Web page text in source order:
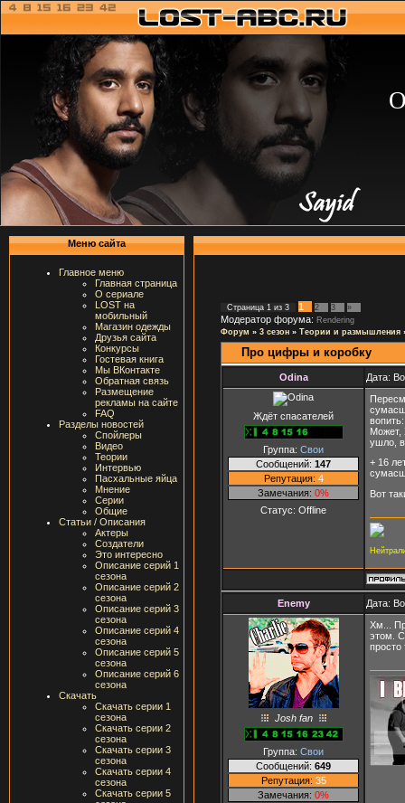
Меню сайта
Главное меню
Главная страница
О сериале
LOST на
мобильный
Магазин одежды
Друзья сайта
Конкурсы
Гостевая книга
Мы ВКонтакте
Обратная связь
Размещение
рекламы на сайте
FAQ
Разделы новостей
Спойлеры
Видео
Теории
Интервью
Пасхальные яйца
Мнение
Серии
Общие
Статьи / Описания
Актеры
Создатели
Это интересно
Описание серий 1
сезона
Описание серий 2
сезона
Описание серий 3
сезона
Описание серий 4
сезона
Описание серий 5
сезона
Описание серий 6
сезона
Скачать
Скачать серии 1
сезона
Скачать серии 2
сезона
Скачать серии 3
сезона
Скачать серии 4
сезона
Скачать серии 5
Страница 1 из 3 1 2 3 »
Модератор форума: Rendering
Форум » 3 сезон » Теории и размышления
Про цифры и коробку
Odina Дата:
Ждёт спасателей
Группа: Свои
Сообщений: 147
Репутация: 4
Замечания: 0%
Статус: Offline
Может,
ушло,
+ 16
Вот
Enemy Дата:
Josh fan
Группа: Свои
Сообщений: 649
Репутация: 35
Замечания: 0%
Хм...
этом.
просто